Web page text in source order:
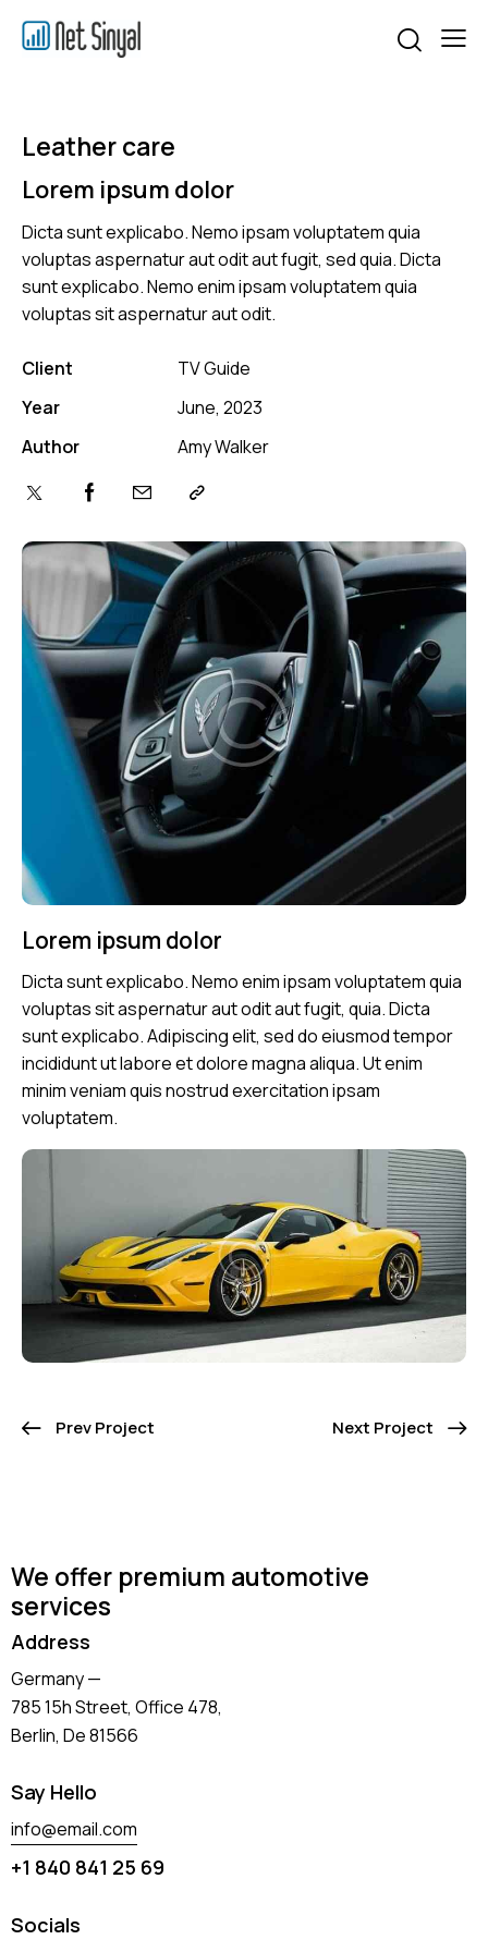
Leather care
Lorem ipsum dolor
Dicta sunt explicabo. Nemo enim ipsam voluptatem quia
voluptas sit aspernatur aut odit aut fugit, quia. Dicta
sunt explicabo. Adipiscing elit, sed do eiusmod tempor
incididunt ut labore et dolore magna aliqua. Ut enim
minim veniam quis nostrud exercitation ipsam
voluptatem.
Lorem ipsum dolor
Dicta sunt explicabo. Nemo ipsam voluptatem quia
voluptas aspernatur aut odit aut fugit, sed quia. Dicta
sunt explicabo. Nemo enim ipsam voluptatem quia
voluptas sit aspernatur aut odit.
Client
TV Guide
Year
June, 2023
Author
Amy Walker
Prev Project Next Project
We offer premium automotive
services
Address
Germany —
785 15h Street, Office 478,
Berlin, De 81566
Say Hello
info@email.com
+1 840 841 25 69
Socials